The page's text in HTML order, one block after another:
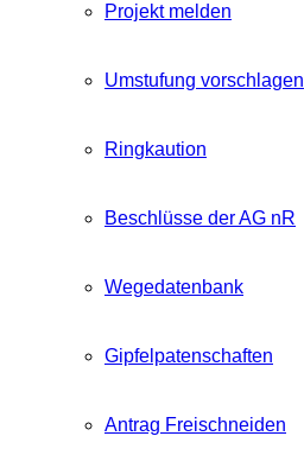
Projekt melden
Umstufung vorschlagen
Ringkaution
Beschlüsse der AG nR
Wegedatenbank
Gipfelpatenschaften
Antrag Freischneiden